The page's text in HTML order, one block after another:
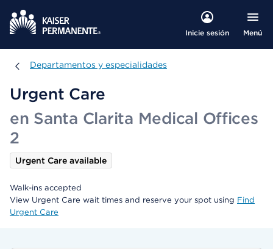
Inicie sesión Menú
Departamentos y especialidades
Departamentos y especialidades
Urgent Care
en Santa Clarita Medical Offices
2
Urgent Care available
Walk-ins accepted
View Urgent Care wait times and reserve your spot using Find
Urgent Care